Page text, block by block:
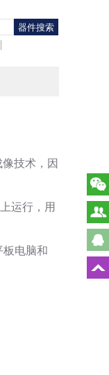
技术，因
运行，用
板电脑和